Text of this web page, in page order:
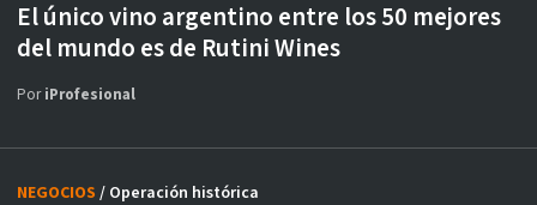
El único vino argentino entre los 50 mejores
del mundo es de Rutini Wines
PoriProfesional
NEGOCIOS / Operación histórica